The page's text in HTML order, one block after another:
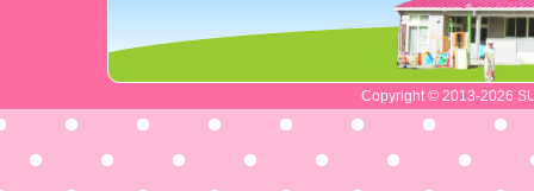
Copyright © 2013-2026